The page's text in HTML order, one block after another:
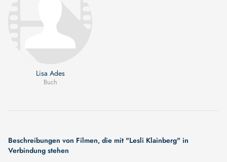
Lisa Ades
Buch
Beschreibungen von Filmen, die mit "Lesli Klainberg" in
Verbindung stehen